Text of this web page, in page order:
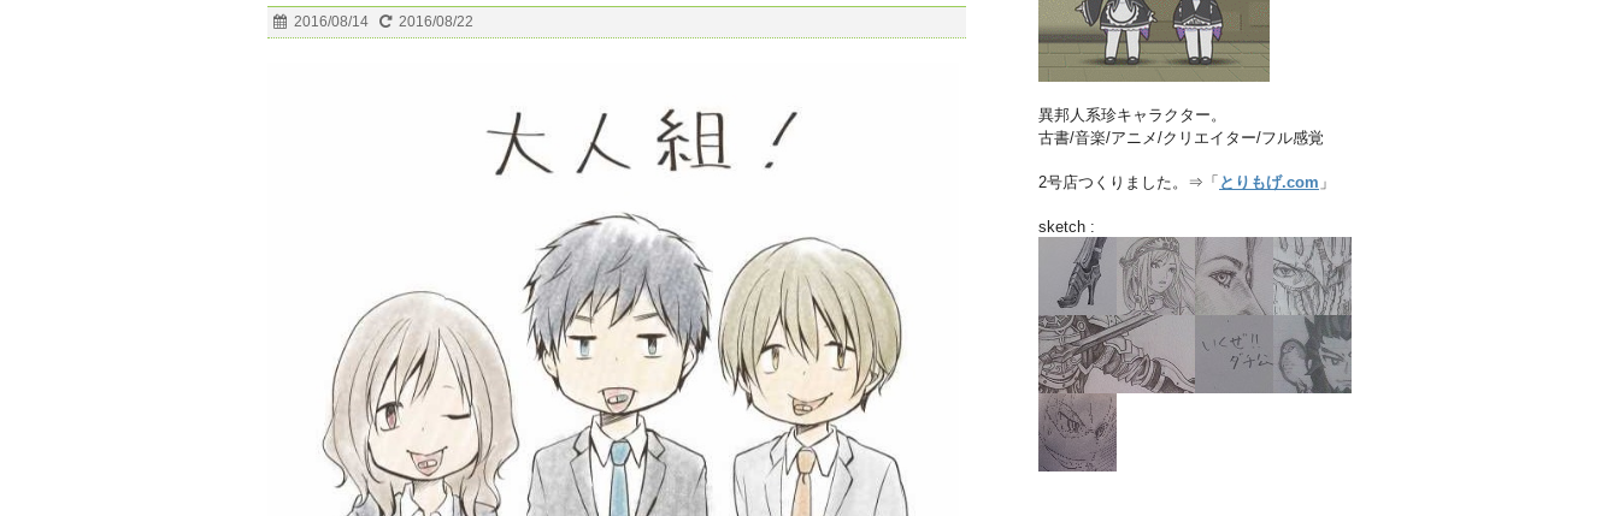
2016/08/14 2016/08/22
異邦人系珍キャラクター。
古書/音楽/アニメ/クリエイター/フル感覚
2号店つくりました。⇒「 とりもげ.com 」
sketch :